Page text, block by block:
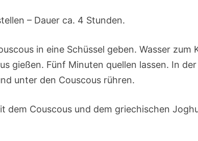
– Dauer ca. 4 Stunden.
in eine Schüssel geben. Wasser zum
gießen. Fünf Minuten quellen lassen. In
unter den Couscous rühren.
dem Couscous und dem griechischen